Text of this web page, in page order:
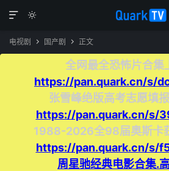


电视剧  国产剧  正文
全网最全恐怖片合集
https://pan.quark.cn/s/
张雪峰绝版高考志愿填报
https://pan.quark.cn/s/
1988-2026全98届奥斯卡
https://pan.quark.cn/s/
周星驰经典电影合集.